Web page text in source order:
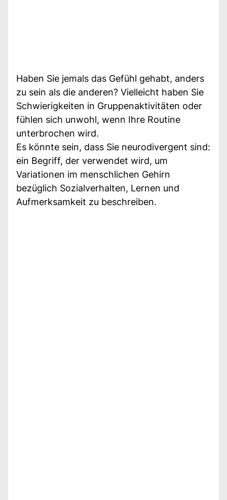
Haben Sie jemals das Gefühl gehabt, anders
zu sein als die anderen? Vielleicht haben Sie
Schwierigkeiten in Gruppenaktivitäten oder
fühlen sich unwohl, wenn Ihre Routine
unterbrochen wird.
Es könnte sein, dass Sie neurodivergent sind:
ein Begriff, der verwendet wird, um
Variationen im menschlichen Gehirn
bezüglich Sozialverhalten, Lernen und
Aufmerksamkeit zu beschreiben.